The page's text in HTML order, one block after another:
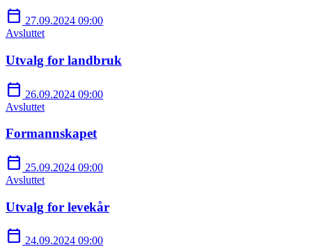
calendar_today 27.09.2024 09:00
Avsluttet
Utvalg for landbruk
calendar_today 26.09.2024 09:00
Avsluttet
Formannskapet
calendar_today 25.09.2024 09:00
Avsluttet
Utvalg for levekår
calendar_today 24.09.2024 09:00